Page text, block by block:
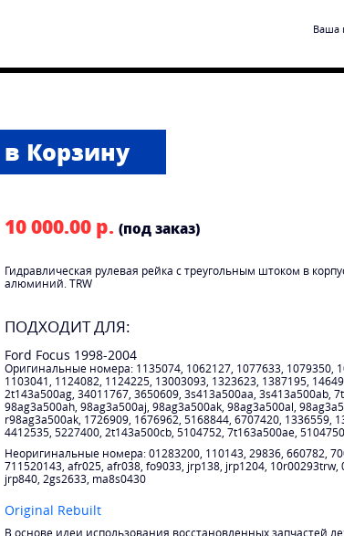
Ваша
10 000.00 р. (под заказ)
Гидравлическая рулевая рейка с треугольным штоком в
алюминий. TRW
ПОДХОДИТ ДЛЯ:
Ford Focus 1998-2004
Оригинальные номера: 1135074, 1062127, 1077633, 1079350,
1103041, 1124082, 1124225, 13003093, 1323623, 1387195,
2t143a500ag, 34011767, 3650609, 3s413a500aa, 3s413a500ab,
98ag3a500ah, 98ag3a500aj, 98ag3a500ak, 98ag3a500al,
r98ag3a500ak, 1726909, 1676962, 5168844, 6707420, 1336559,
4412535, 5227400, 2t143a500cb, 5104752, 7t163a500ae,
Неоригинальные номера: 01283200, 110143, 29836, 660782,
711520143, afr025, afr038, fo9033, jrp138, jrp1204, 10r00293trw,
jrp840, 2gs2633, ma8s0430
Original Rebuilt